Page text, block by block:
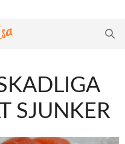
SJUNKER